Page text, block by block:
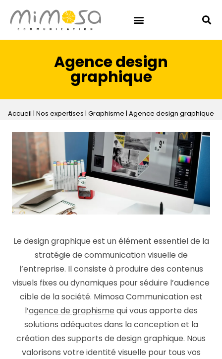
Agence design
graphique
Accueil | Nos expertises | Graphisme | Agence design graphique
Le design graphique est un élément essentiel de la
stratégie de communication visuelle de
l’entreprise. Il consiste à produire des contenus
visuels fixes ou dynamiques pour séduire l’audience
cible de la société. Mimosa Communication est
l’agence de graphisme qui vous apporte des
solutions adéquates dans la conception et la
création des supports de design graphique. Nous
valorisons votre identité visuelle pour tous vos